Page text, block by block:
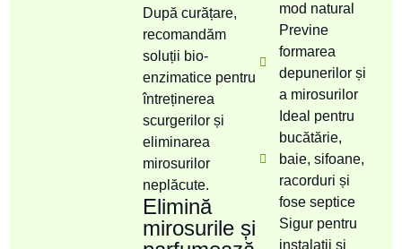
După curățare,
recomandăm
soluții bio-
enzimatice pentru
întreținerea
scurgerilor și
eliminarea
mirosurilor
neplăcute.
Elimină
mirosurile și
mod natural
Previne
formarea
depunerilor și
a mirosurilor
Ideal pentru
bucătărie,
baie, sifoane,
racorduri și
fose septice
Sigur pentru
instalații și